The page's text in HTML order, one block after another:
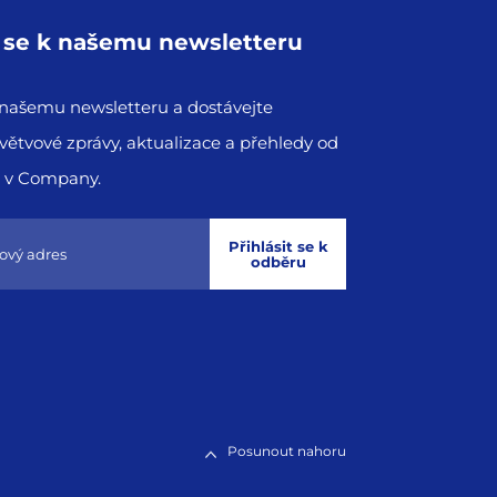
k našemu newsletteru
newsletteru a dostávejte
zprávy, aktualizace a přehledy od
Company.
Přihlásit se k
odběru
Posunout nahoru